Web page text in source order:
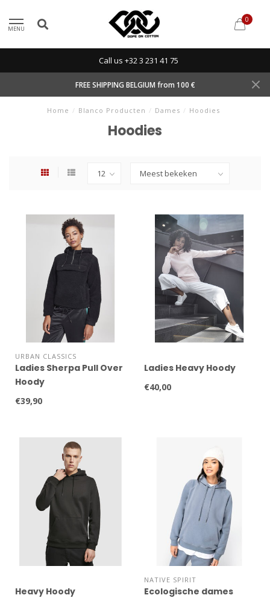
MENU
0
Call us +32 3 231 41 75
FREE SHIPPING BELGIUM from 100 €
Home / Blanco Producten / Dames / Hoodies
Hoodies
URBAN CLASSICS
Ladies Sherpa Pull Over
Hoody
€39,90
Ladies Heavy Hoody
€40,00
Heavy Hoody
NATIVE SPIRIT
Ecologische dames